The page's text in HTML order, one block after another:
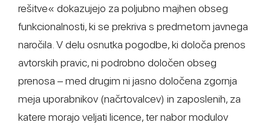
rešitve« dokazujejo za poljubno majhen obseg
funkcionalnosti, ki se prekriva s predmetom javnega
naročila. V delu osnutka pogodbe, ki določa prenos
avtorskih pravic, ni podrobno določen obseg
prenosa – med drugim ni jasno določena zgornja
meja uporabnikov (načrtovalcev) in zaposlenih, za
katere morajo veljati licence, ter nabor modulov